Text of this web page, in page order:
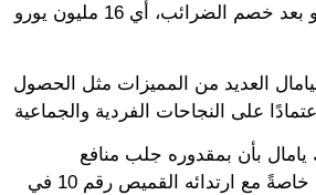
برشلونة، 8 ملايين يورو بعد خصم الضرائب، أي 16 مليون يورو
العديد من المميزات مثل الحصول
بأن بمقدوره جلب منافع
اقتصادية كبيرة للنادي، خاصةً مع ارتدائه القميص رقم 10 في